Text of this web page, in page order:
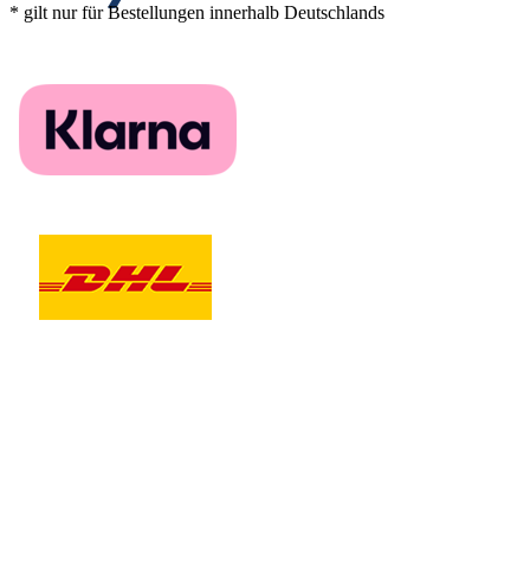
* gilt nur für Bestellungen innerhalb Deutschlands